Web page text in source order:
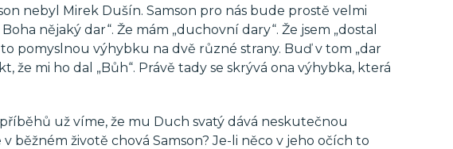
nebyl Mirek Dušín. Samson pro nás bude prostě velmi
nějaký dar“. Že mám „duchovní dary“. Že jsem „dostal
pomyslnou výhybku na dvě různé strany. Buď v tom „dar
že mi ho dal „Bůh“. Právě tady se skrývá ona výhybka, která
už víme, že mu Duch svatý dává neskutečnou
běžném životě chová Samson? Je-li něco v jeho očích to